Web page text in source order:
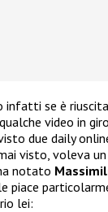
se è
video in
due daily
visto, voleva un
notato
piace
lei: